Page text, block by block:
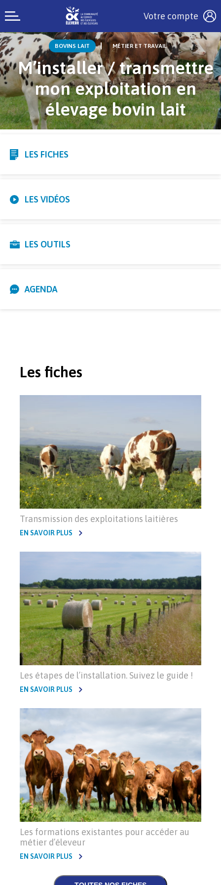
Votre compte
BOVINS LAIT MÉTIER ET TRAVAIL
M’installer / transmettre
mon exploitation en
élevage bovin lait
LES FICHES
LES VIDÉOS
LES OUTILS
AGENDA
Les fiches
Transmission des exploitations laitières
EN SAVOIR PLUS
Les étapes de l’installation. Suivez le guide !
EN SAVOIR PLUS
Les formations existantes pour accéder au
métier d’éleveur
EN SAVOIR PLUS